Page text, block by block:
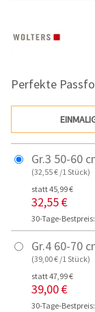
Perfekte
Gr.3 50-60
(32,55 € /1 Stück)
statt 45,99 €
32,55 €
30-Tage-
Gr.4 60-70
(39,00 € /1 Stück)
statt 47,99 €
39,00 €
30-Tage-